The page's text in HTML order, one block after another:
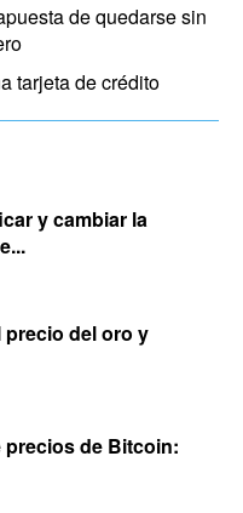
de quedarse sin
tarjeta de crédito
y cambiar la
precio del oro y
precios de Bitcoin: